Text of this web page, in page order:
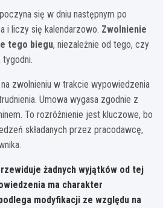
się w dniu następnym po
i liczy się kalendarzowo. Zwolnienie
tego biegu, niezależnie od tego, czy
zwolnieniu w trakcie wypowiedzenia
Umowa wygasa zgodnie z
To rozróżnienie jest kluczowe, bo
składanych przez pracodawcę,
żadnych wyjątków od tej
ma charakter
modyfikacji ze względu na